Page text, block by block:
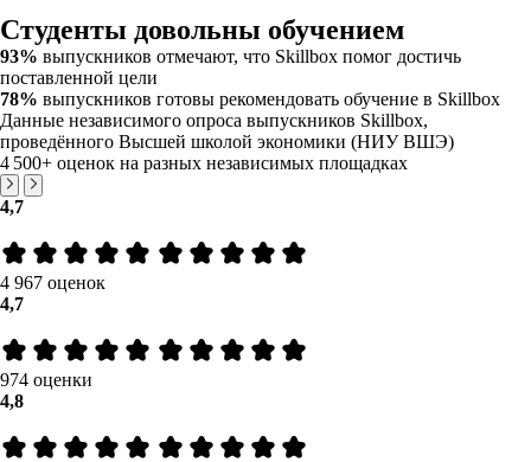
Студенты довольны обучением
93% выпускников отмечают, что Skillbox помог достичь
поставленной цели
78% выпускников готовы рекомендовать обучение в Skillbox
Данные независимого опроса выпускников Skillbox,
проведённого Высшей школой экономики (НИУ ВШЭ)
4 500+ оценок на разных независимых площадках
4,7
4 967 оценок
4,7
974 оценки
4,8